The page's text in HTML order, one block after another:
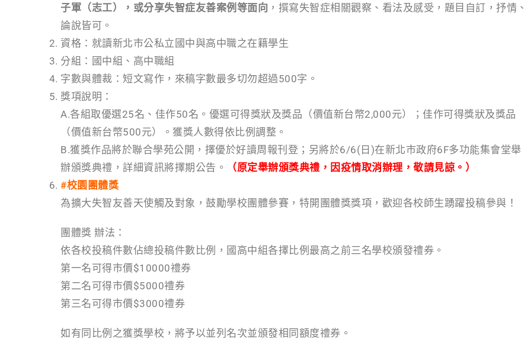
子軍（志工），或分享失智症友善案例等面向 ，撰寫失智症相關觀察、看法及感受，題目自訂，抒情、
論說皆可。
資格：就讀新北市公私立國中與高中職之在籍學生
分組：國中組、高中職組
字數與體裁：短文寫作，來稿字數最多切勿超過500字。
獎項說明：
A.各組取優選25名、佳作50名。優選可得獎狀及獎品（價值新台幣2,000元）；佳作可得獎狀及獎品
（價值新台幣500元）。獲獎人數得依比例調整。
B.獲獎作品將於聯合學苑公開，擇優於好讀周報刊登；另將於6/6(日)在新北市政府6F多功能集會堂舉
辦頒獎典禮，詳細資訊將擇期公告。
（原定舉辦頒獎典禮，因疫情取消辦理，敬請見諒。）
#校園團體獎
為擴大失智友善天使觸及對象，鼓勵學校團體參賽，特開團體獎獎項，歡迎各校師生踴躍投稿參與！
團體獎 辦法：
依各校投稿件數佔總投稿件數比例，國高中組各擇比例最高之前三名學校頒發禮券。
第一名可得市價$10000禮券
第二名可得市價$5000禮券
第三名可得市價$3000禮券
如有同比例之獲獎學校，將予以並列名次並頒發相同額度禮券。